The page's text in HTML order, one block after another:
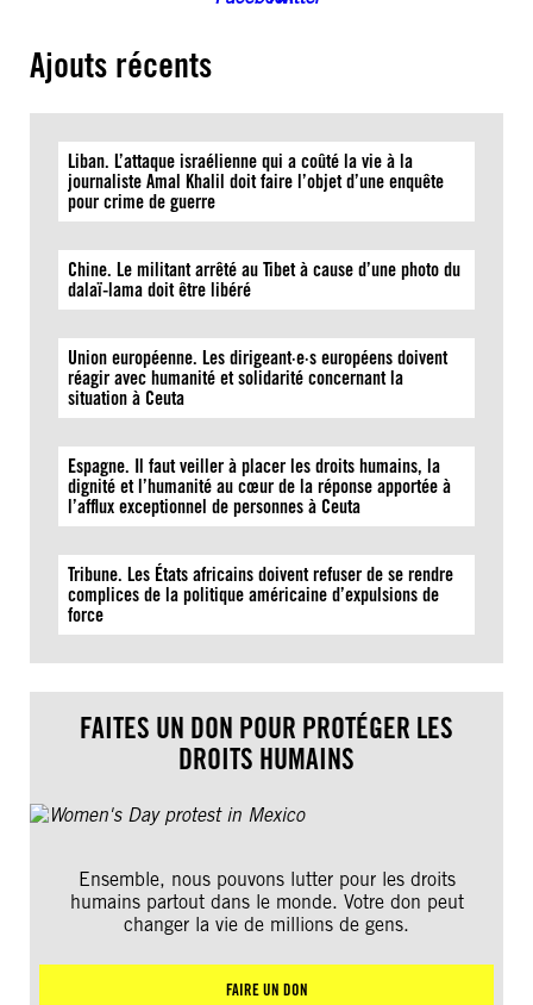
Ajouts récents
Liban. L’attaque israélienne qui a coûté la vie à la
journaliste Amal Khalil doit faire l’objet d’une enquête
pour crime de guerre
Chine. Le militant arrêté au Tibet à cause d’une photo du
dalaï-lama doit être libéré
Union européenne. Les dirigeant·e·s européens doivent
réagir avec humanité et solidarité concernant la
situation à Ceuta
Espagne. Il faut veiller à placer les droits humains, la
dignité et l’humanité au cœur de la réponse apportée à
l’afflux exceptionnel de personnes à Ceuta
Tribune. Les États africains doivent refuser de se rendre
complices de la politique américaine d’expulsions de
force
FAITES UN DON POUR PROTÉGER LES
DROITS HUMAINS
Ensemble, nous pouvons lutter pour les droits
humains partout dans le monde. Votre don peut
changer la vie de millions de gens.
FAIRE UN DON